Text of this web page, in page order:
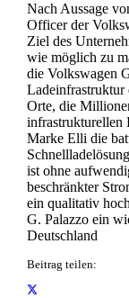
Nach Aussage
Officer der
Ziel des
wie möglich zu
die Volkswagen
Ladeinfrastruktur
Orte, die
infrastrukturellen
Marke Elli die
ist ohne
beschränkter
ein qualitativ
G. Palazzo ein
Deutschland
Beitrag teilen: